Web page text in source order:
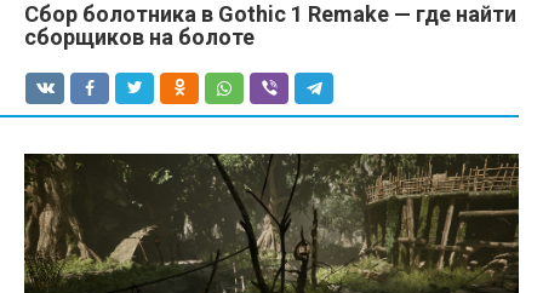
Сбор болотника в Gothic 1 Remake — где найти
сборщиков на болоте